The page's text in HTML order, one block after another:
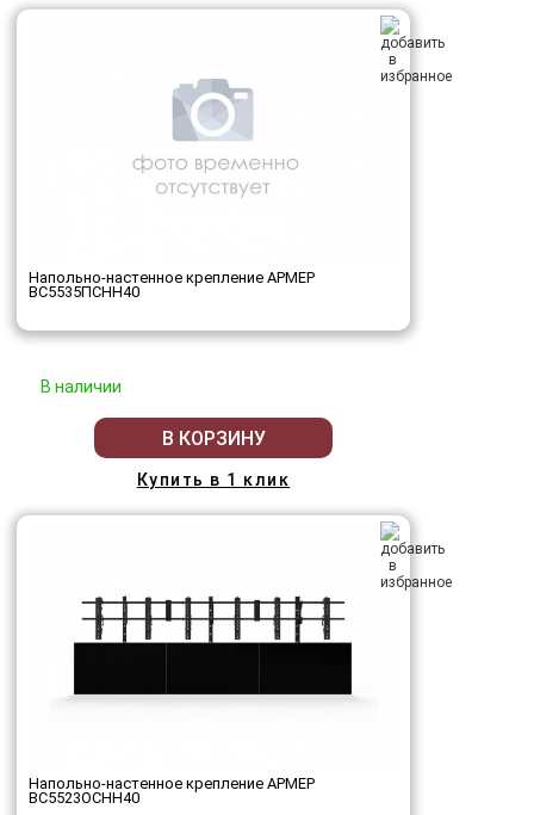
Напольно-настенное крепление АРМЕР
ВС5535ПСНН40
В наличии
В КОРЗИНУ
Купить в 1 клик
Напольно-настенное крепление АРМЕР
ВС5523ОСНН40